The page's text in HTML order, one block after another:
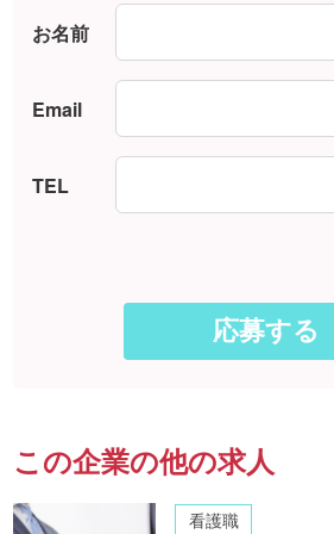
お名前
Email
TEL
この企業の他の求人
看護職